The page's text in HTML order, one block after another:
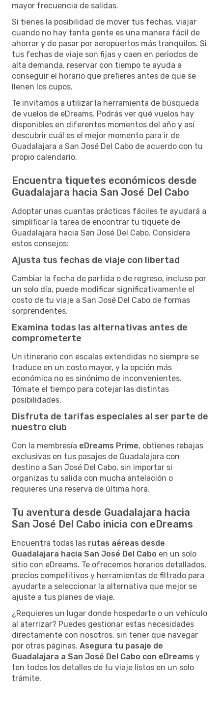
mayor frecuencia de salidas.
Si tienes la posibilidad de mover tus fechas, viajar
cuando no hay tanta gente es una manera fácil de
ahorrar y de pasar por aeropuertos más tranquilos. Si
tus fechas de viaje son fijas y caen en periodos de
alta demanda, reservar con tiempo te ayuda a
conseguir el horario que prefieres antes de que se
llenen los cupos.
Te invitamos a utilizar la herramienta de búsqueda
de vuelos de eDreams. Podrás ver qué vuelos hay
disponibles en diferentes momentos del año y así
descubrir cuál es el mejor momento para ir de
Guadalajara a San José Del Cabo de acuerdo con tu
propio calendario.
Encuentra tiquetes económicos desde
Guadalajara hacia San José Del Cabo
Adoptar unas cuantas prácticas fáciles te ayudará a
simplificar la tarea de encontrar tu tiquete de
Guadalajara hacia San José Del Cabo. Considera
estos consejos:
Ajusta tus fechas de viaje con libertad
Cambiar la fecha de partida o de regreso, incluso por
un solo día, puede modificar significativamente el
costo de tu viaje a San José Del Cabo de formas
sorprendentes.
Examina todas las alternativas antes de
comprometerte
Un itinerario con escalas extendidas no siempre se
traduce en un costo mayor, y la opción más
económica no es sinónimo de inconvenientes.
Tómate el tiempo para cotejar las distintas
posibilidades.
Disfruta de tarifas especiales al ser parte de
nuestro club
Con la membresía eDreams Prime, obtienes rebajas
exclusivas en tus pasajes de Guadalajara con
destino a San José Del Cabo, sin importar si
organizas tu salida con mucha antelación o
requieres una reserva de última hora.
Tu aventura desde Guadalajara hacia
San José Del Cabo inicia con eDreams
Encuentra todas las rutas aéreas desde
Guadalajara hacia San José Del Cabo en un solo
sitio con eDreams. Te ofrecemos horarios detallados,
precios competitivos y herramientas de filtrado para
ayudarte a seleccionar la alternativa que mejor se
ajuste a tus planes de viaje.
¿Requieres un lugar donde hospedarte o un vehículo
al aterrizar? Puedes gestionar estas necesidades
directamente con nosotros, sin tener que navegar
por otras páginas. Asegura tu pasaje de
Guadalajara a San José Del Cabo con eDreams y
ten todos los detalles de tu viaje listos en un solo
trámite.